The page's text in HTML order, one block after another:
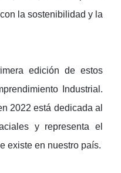
la sostenibilidad y la
edición de estos
Industrial.
2022 está dedicada al
y representa el
existe en nuestro país.